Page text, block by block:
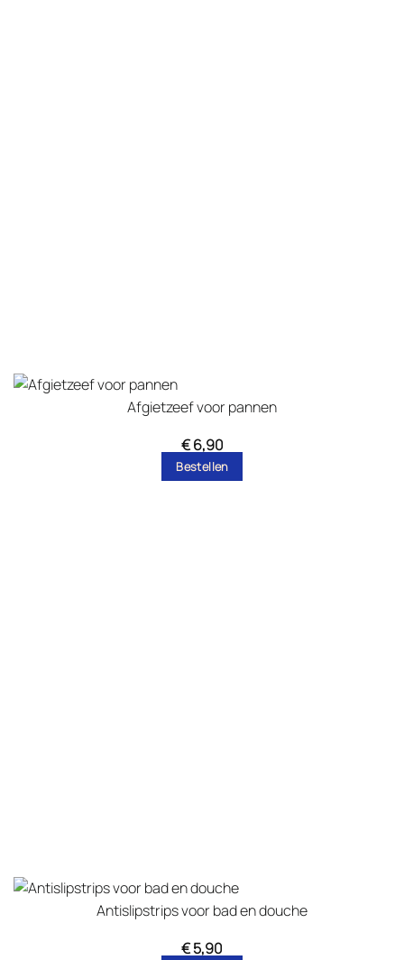
Afgietzeef voor pannen
€6,90
Bestellen
Antislipstrips voor bad en douche
€5,90